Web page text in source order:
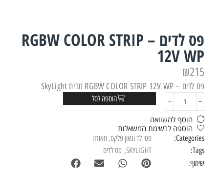
פס לדים – RGBW COLOR STRIP
12V WP
₪215
פס לדים – RGBW COLOR STRIP 12V WP מבית SkyLight
הוספה לסל
הוסף להשוואה
הוספה לרשימת המשאלות
Categories: פסי לד ונאון פלקס, תאורה
Tags:
SKYLIGHT
, פס לדים
שיתוף: